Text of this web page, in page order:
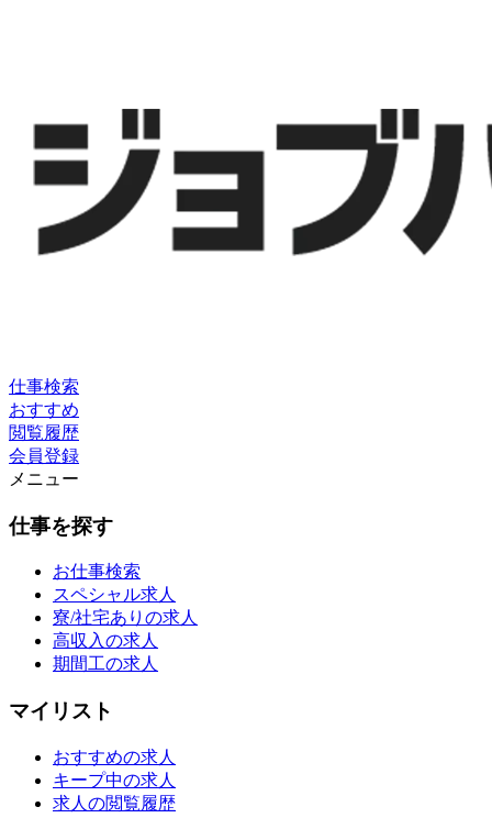
仕事検索
おすすめ
閲覧履歴
会員登録
メニュー
仕事を探す
お仕事検索
スペシャル求人
寮/社宅ありの求人
高収入の求人
期間工の求人
マイリスト
おすすめの求人
キープ中の求人
求人の閲覧履歴